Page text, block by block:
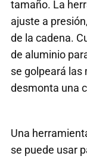
tamaño. La
ajuste a
de la cadena.
de aluminio
se golpeará
desmonta una
Una
se puede usar